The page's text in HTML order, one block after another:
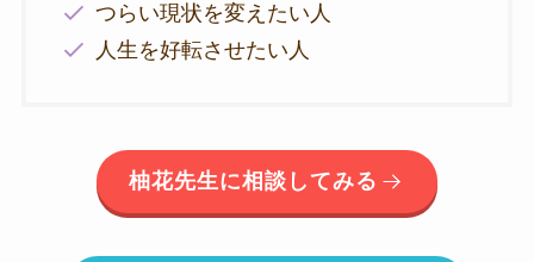
つらい現状を変えたい人
人生を好転させたい人
柚花先生に相談してみる